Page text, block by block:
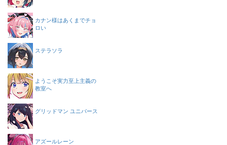
カナン様はあくまでチョ
ロい
ステラソラ
ようこそ実力至上主義の
教室へ
グリッドマン ユニバース
アズールレーン